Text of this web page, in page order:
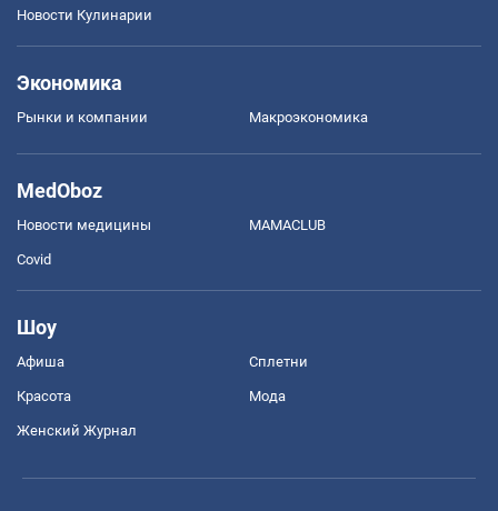
Новости Кулинарии
Экономика
Рынки и компании Mакроэкономика
MedOboz
Новости медицины MAMACLUB
Covid
Шоу
Афиша Сплетни
Красота Мода
Женский Журнал